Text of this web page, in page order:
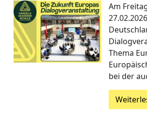
Am
Thema
bei der